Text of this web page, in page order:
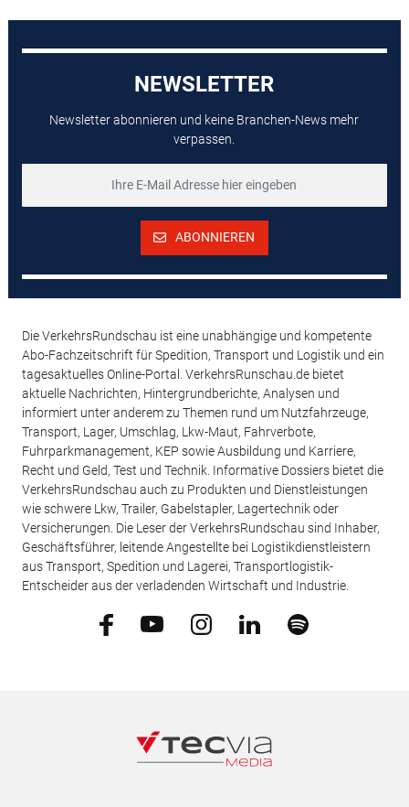
NEWSLETTER
Newsletter abonnieren und keine Branchen-News mehr
verpassen.
ABONNIEREN
Die VerkehrsRundschau ist eine unabhängige und kompetente
Abo-Fachzeitschrift für Spedition, Transport und Logistik und ein
tagesaktuelles Online-Portal. VerkehrsRunschau.de bietet
aktuelle Nachrichten, Hintergrundberichte, Analysen und
informiert unter anderem zu Themen rund um Nutzfahrzeuge,
Transport, Lager, Umschlag, Lkw-Maut, Fahrverbote,
Fuhrparkmanagement, KEP sowie Ausbildung und Karriere,
Recht und Geld, Test und Technik. Informative Dossiers bietet die
VerkehrsRundschau auch zu Produkten und Dienstleistungen
wie schwere Lkw, Trailer, Gabelstapler, Lagertechnik oder
Versicherungen. Die Leser der VerkehrsRundschau sind Inhaber,
Geschäftsführer, leitende Angestellte bei Logistikdienstleistern
aus Transport, Spedition und Lagerei, Transportlogistik-
Entscheider aus der verladenden Wirtschaft und Industrie.